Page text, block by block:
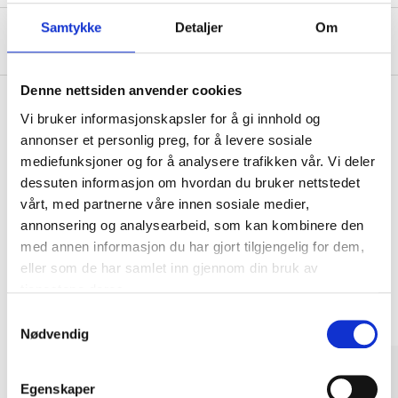
Samtykke Detaljer Om
Denne nettsiden anvender cookies
Vi bruker informasjonskapsler for å gi innhold og
annonser et personlig preg, for å levere sosiale
mediefunksjoner og for å analysere trafikken vår. Vi deler
dessuten informasjon om hvordan du bruker nettstedet
vårt, med partnerne våre innen sosiale medier,
annonsering og analysearbeid, som kan kombinere den
med annen informasjon du har gjort tilgjengelig for dem,
eller som de har samlet inn gjennom din bruk av
Nødvendig
Egenskaper
Om produsenten
Kjøp & Hent
Kjøp & Hent i ditt varehus.
LES MER
Andre kunder har også kjøpt